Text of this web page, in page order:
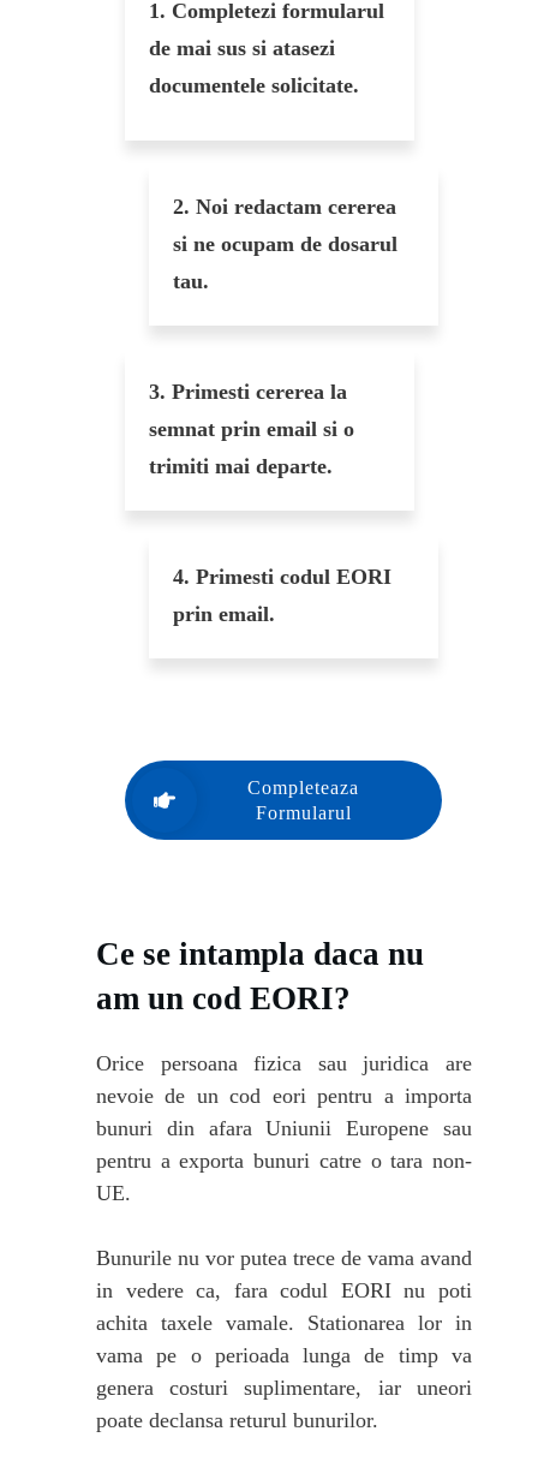
Completeaza
Formularul
1. Completezi formularul
de mai sus si atasezi
documentele solicitate.
2. Noi redactam cererea
si ne ocupam de dosarul
tau.
3. Primesti cererea la
semnat prin email si o
trimiti mai departe.
4.Primesti codul EORI
prin email.
Ce se intampla daca nu
am un cod EORI?
Orice persoana fizica sau juridica are
nevoie de un cod eori pentru a importa
bunuri din afara Uniunii Europene sau
pentru a exporta bunuri catre o tara non-
UE.
Bunurile nu vor putea trece de vama avand
in vedere ca, fara codul EORI nu poti
achita taxele vamale. Stationarea lor in
vama pe o perioada lunga de timp va
genera costuri suplimentare, iar uneori
poate declansa returul bunurilor.